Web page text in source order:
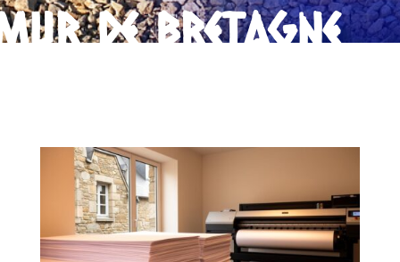
de Bretagne